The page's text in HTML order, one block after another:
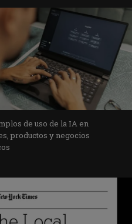
de uso de la IA en
productos y negocios